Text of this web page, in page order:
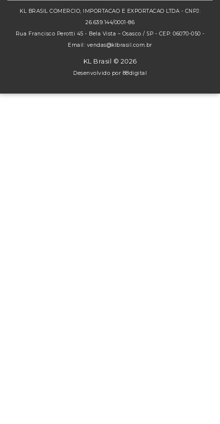
KL BRASIL COMERCIO, IMPORTACAO E EXPORTACAO LTDA - CNPJ:
26.639.144/0001-86
Rua Francisco Perotti 45 - Bela Vista – Osasco / SP - CEP: 06070-050 -
Email: vendas@klbrasil.com.br
KL Brasil © 2026
Desenvolvido por 88digital